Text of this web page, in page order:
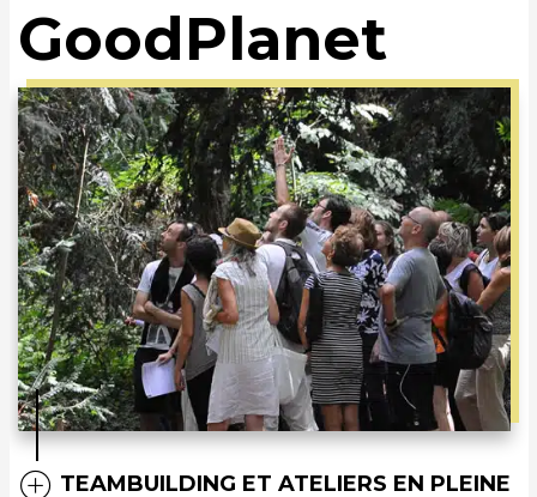
GoodPlanet
TEAMBUILDING ET ATELIERS EN PLEINE